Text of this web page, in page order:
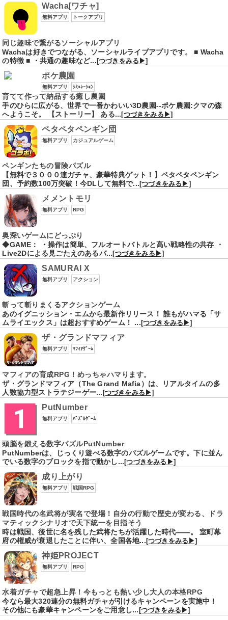
Wacha[ワチャ]
無料アプリ トークアプリ
同じ趣味で繋がるソーシャルアプリ
Wachaは好きでつながる、ソーシャルライブアプリです。 ■ Wacha
の特徴 ■ ・共通の趣味など... [つづきをみる▶]
ポケ農園
無料アプリ ｼﾐｭﾚｰｼｮﾝ
育てて作って納品する癒し農園
手のひらに広がる、世界で一番かわいい3D農園--ポケ農園:クマの森
へようこそ。 【ストーリー】 ある...[つづきをみる▶]
ペタペタペンギン団
無料アプリ カジュアルゲーム
ペンギンたちの冒険パズル
【無料で３０００連ガチャ、豪華特典ゲット！】ペタペタペンギン
団、予約数100万突破！今DLして無料で...[つづきをみる▶]
メメントモリ
無料アプリ RPG
奥深いゲームにどっぷり
◆GAME： ・操作は簡単、フルオートバトルと高い戦略性の共存 ・
Live2Dによる見ごたえのあるバ...[つづきをみる▶]
SAMURAI X
無料アプリ アクション
斬って斬りまくるアクションゲーム
あのイグニッション・エムから最新作リリース！ 誰もがハマる「サ
ムライエックス」は超おすすめゲーム！ ... [つづきをみる▶]
ザ・グランドマフィア
無料アプリ ﾏﾌｨｱｹﾞｰﾑ
マフィアの育成RPG！めっちゃハマります。
ザ・グランドマフィア（The Grand Mafia）は、リアルタイムの多
人数協力型ストラテジーゲー... [つづきをみる▶]
PutNumber
無料アプリ ﾊﾟｽﾞﾙｹﾞｰﾑ
頭脳を鍛える数字パズルPutNumber
PutNumberは、じっくり遊べる数字のパズルゲームです。下に並ん
でいる数字のブロックを指で動かし...[つづきをみる▶]
成り上がり
無料アプリ 戦国RPG
戦国時代の名武将が実名で登場！自分の行動で歴史が変わる、ドラ
マティックシナリオで天下統一を目指そう
時は戦国、後世に名を残した武将たちが活躍した時代――。 室町幕
府の権威が衰退したことに伴い、全国各地... [つづきをみる▶]
神姫PROJECT
無料アプリ RPG
水着ガチャで超急上昇！今もっとも熱い少し大人の本格RPG
今なら最大320連分の無料ガチャが引けるキャンペーンを実施中！
その他にも豪華キャンペーンをご用意し... [つづきをみる▶]